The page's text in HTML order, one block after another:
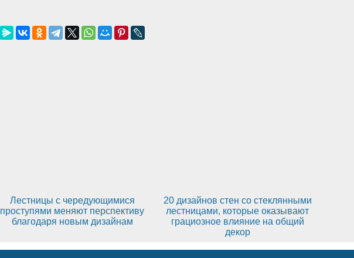
Лестницы с чередующимися
проступями меняют перспективу
благодаря новым дизайнам
20 дизайнов стен со стеклянными
лестницами, которые оказывают
грациозное влияние на общий
декор